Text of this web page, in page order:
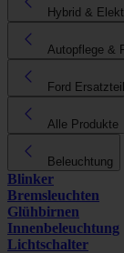
Hybrid &
Autopflege &
Ford
Alle Produkte
Beleuchtung
Blinker
Bremsleuchten
Glühbirnen
Innenbeleuchtung
Lichtschalter